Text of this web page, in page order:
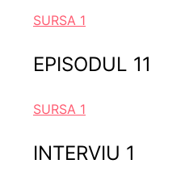
SURSA 1
EPISODUL 11
SURSA 1
INTERVIU 1